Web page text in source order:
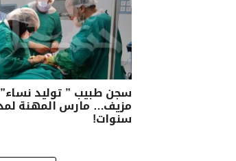
سجن طبيب ” توليد نساء”
سنوات!